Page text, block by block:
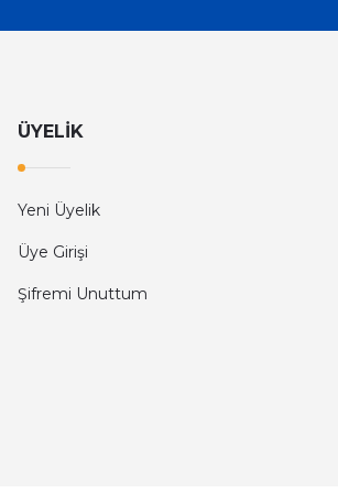
ÜYELİK
Yeni Üyelik
Üye Girişi
Şifremi Unuttum